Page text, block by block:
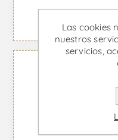
Las cookies
nuestros
servicios,